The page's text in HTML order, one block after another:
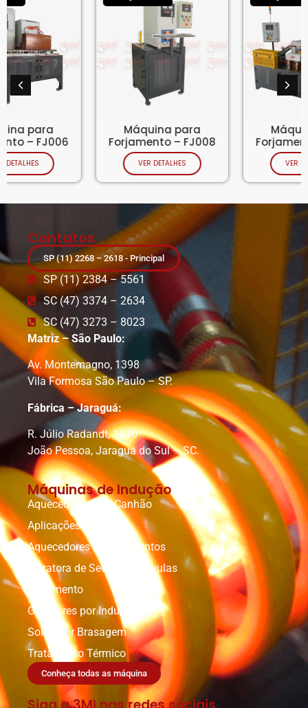
Máquina para
Forjamento – FJ008
Máquina para
Forjamento – FJ005
Contatos
SP (11) 2268 – 2618 - Principal
SP (11) 2384 – 5561
SC (47) 3374 – 2634
SC (47) 3273 – 8023
Matriz – São Paulo:
Av. Montemagno, 1398
Vila Formosa São Paulo – SP.
Fábrica – Jaraguá:
R. Júlio Radandt, 1610
João Pessoa, Jaraguá do Sul – SC.
Máquinas de Indução
Aquecedores tipo Canhão
Aplicações Especiais
Aquecedores de Rolamentos
Extratora de Sedes de Válvulas
Forjamento
Geradores por Indução
Solda por Brasagem
Tratamento Térmico
Conheça todas as máquina